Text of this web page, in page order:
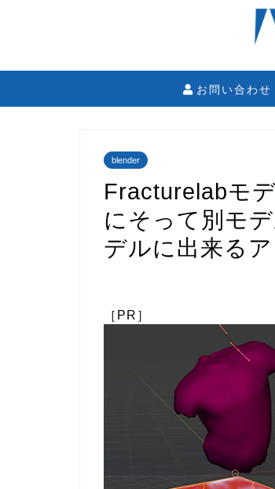
お問い合わせ
blender
Fracturelabモ
にそって別モ
デルに出来る
［PR］